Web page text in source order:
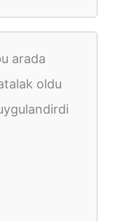
arada
oldu